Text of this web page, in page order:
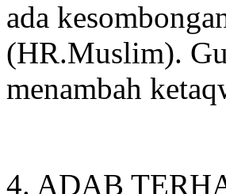
ada
(HR.Muslim).
menambah
4. ADAB